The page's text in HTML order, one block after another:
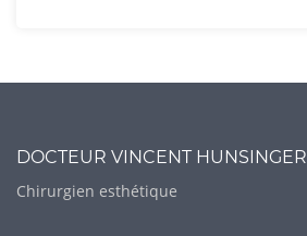
DOCTEUR VINCENT HUNSINGER
Chirurgien esthétique